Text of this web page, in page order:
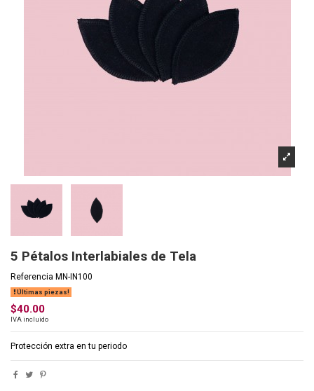
5 Pétalos Interlabiales de Tela
Referencia MN-IN100
Últimas piezas!
$40.00
IVA incluido
Protección extra en tu periodo